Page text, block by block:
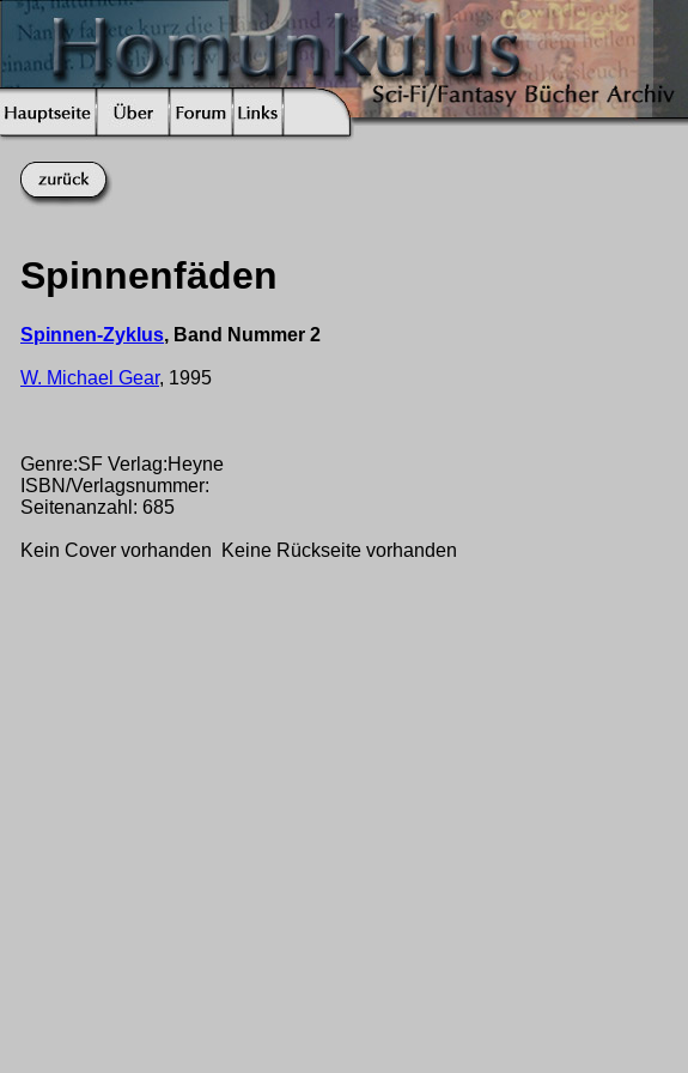
Spinnenfäden
Spinnen-Zyklus, Band Nummer 2
W. Michael Gear, 1995
Genre:SF Verlag:Heyne
ISBN/Verlagsnummer:
Seitenanzahl: 685
Kein Cover vorhanden Keine Rückseite vorhanden